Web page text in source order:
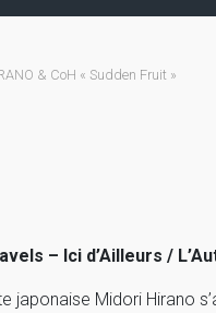
& CoH « Sudden Fruit »
– Ici d’Ailleurs /
japonaise Midori Hirano